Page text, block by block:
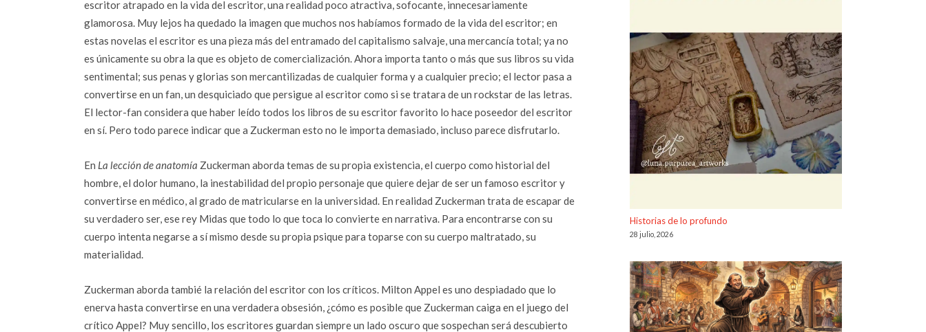
escritor atrapado en la vida del escritor, una realidad poco atractiva, sofocante, innecesariamente
glamorosa. Muy lejos ha quedado la imagen que muchos nos habíamos formado de la vida del escritor; en
estas novelas el escritor es una pieza más del entramado del capitalismo salvaje, una mercancía total; ya no
es únicamente su obra la que es objeto de comercialización. Ahora importa tanto o más que sus libros su vida
sentimental; sus penas y glorias son mercantilizadas de cualquier forma y a cualquier precio; el lector pasa a
convertirse en un fan, un desquiciado que persigue al escritor como si se tratara de un rockstar de las letras.
El lector-fan considera que haber leído todos los libros de su escritor favorito lo hace poseedor del escritor
en sí. Pero todo parece indicar que a Zuckerman esto no le importa demasiado, incluso parece disfrutarlo.
En La lección de anatomía Zuckerman aborda temas de su propia existencia, el cuerpo como historial del
hombre, el dolor humano, la inestabilidad del propio personaje que quiere dejar de ser un famoso escritor y
convertirse en médico, al grado de matricularse en la universidad. En realidad Zuckerman trata de escapar de
su verdadero ser, ese rey Midas que todo lo que toca lo convierte en narrativa. Para encontrarse con su
cuerpo intenta negarse a sí mismo desde su propia psique para toparse con su cuerpo maltratado, su
materialidad.
Zuckerman aborda tambié la relación del escritor con los críticos. Milton Appel es uno despiadado que lo
enerva hasta convertirse en una verdadera obsesión, ¿cómo es posible que Zuckerman caiga en el juego del
crítico Appel? Muy sencillo, los escritores guardan siempre un lado oscuro que sospechan será descubierto
Historias de lo profundo
28 julio, 2026